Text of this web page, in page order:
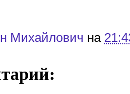
Михайлович на